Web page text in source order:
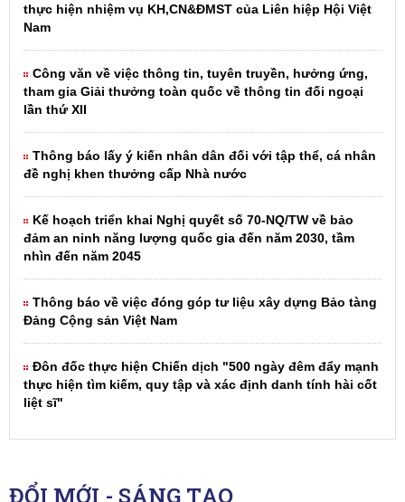
thực hiện nhiệm vụ KH,CN&ĐMST của Liên hiệp Hội Việt
Nam
Công văn về việc thông tin, tuyên truyền, hưởng ứng,
tham gia Giải thưởng toàn quốc về thông tin đối ngoại
lần thứ XII
Thông báo lấy ý kiến nhân dân đối với tập thể, cá nhân
đề nghị khen thưởng cấp Nhà nước
Kế hoạch triển khai Nghị quyết số 70-NQ/TW về bảo
đảm an ninh năng lượng quốc gia đến năm 2030, tầm
nhìn đến năm 2045
Thông báo về việc đóng góp tư liệu xây dựng Bảo tàng
Đảng Cộng sản Việt Nam
Đôn đốc thực hiện Chiến dịch "500 ngày đêm đẩy mạnh
thực hiện tìm kiếm, quy tập và xác định danh tính hài cốt
liệt sĩ"
ĐỔI MỚI - SÁNG TẠO